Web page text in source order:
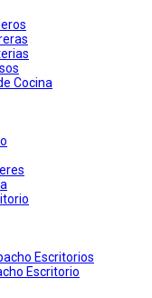
Cocina
Escritorios
Escritorio